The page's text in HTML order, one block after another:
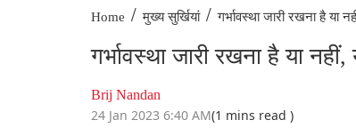
Home / मुख्य सुर्खियां / गर्भावस्था जारी रखना है या
गर्भावस्था जारी रखना है या
Brij Nandan
24 Jan 2023 6:40 AM(1 mins read )